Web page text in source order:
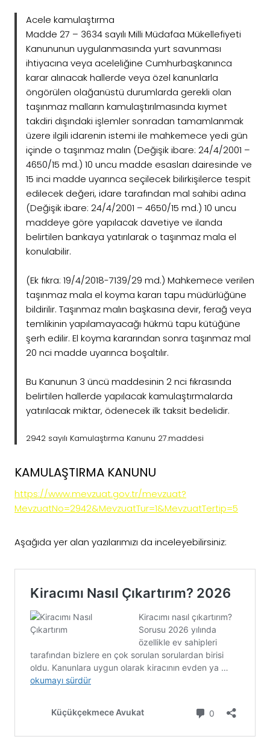
Acele kamulaştırma
Madde 27 – 3634 sayılı Milli Müdafaa Mükellefiyeti
Kanununun uygulanmasında yurt savunması
ihtiyacına veya aceleliğine Cumhurbaşkanınca
karar alınacak hallerde veya özel kanunlarla
öngörülen olağanüstü durumlarda gerekli olan
taşınmaz malların kamulaştırılmasında kıymet
takdiri dışındaki işlemler sonradan tamamlanmak
üzere ilgili idarenin istemi ile mahkemece yedi gün
içinde o taşınmaz malın (Değişik ibare: 24/4/2001 –
4650/15 md.) 10 uncu madde esasları dairesinde ve
15 inci madde uyarınca seçilecek bilirkişilerce tespit
edilecek değeri, idare tarafından mal sahibi adına
(Değişik ibare: 24/4/2001 – 4650/15 md.) 10 uncu
maddeye göre yapılacak davetiye ve ilanda
belirtilen bankaya yatırılarak o taşınmaz mala el
konulabilir.
(Ek fıkra: 19/4/2018-7139/29 md.) Mahkemece verilen
taşınmaz mala el koyma kararı tapu müdürlüğüne
bildirilir. Taşınmaz malın başkasına devir, ferağ veya
temlikinin yapılamayacağı hükmü tapu kütüğüne
şerh edilir. El koyma kararından sonra taşınmaz mal
20 nci madde uyarınca boşaltılır.
Bu Kanunun 3 üncü maddesinin 2 nci fıkrasında
belirtilen hallerde yapılacak kamulaştırmalarda
yatırılacak miktar, ödenecek ilk taksit bedelidir.
2942 sayılı Kamulaştırma Kanunu 27.maddesi
KAMULAŞTIRMA KANUNU
https://www.mevzuat.gov.tr/mevzuat?
MevzuatNo=2942&MevzuatTur=1&MevzuatTertip=5
Aşağıda yer alan yazılarımızı da inceleyebilirsiniz: